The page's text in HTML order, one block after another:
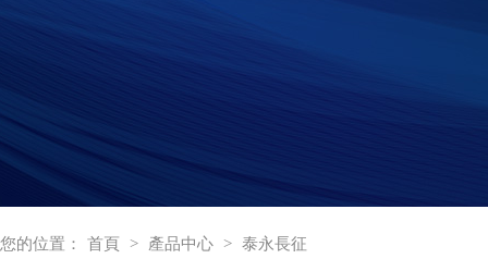
您的位置： 首頁 > 產品中心 > 泰永長征